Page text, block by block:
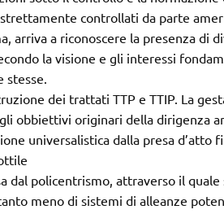
controllati da parte
arriva a riconoscere la presenza di
la visione e gli interessi
dei trattati TTP e TTIP. La
obbiettivi originari della dirigenza
universalistica dalla presa d’atto
dal policentrismo, attraverso il
meno di sistemi di alleanze